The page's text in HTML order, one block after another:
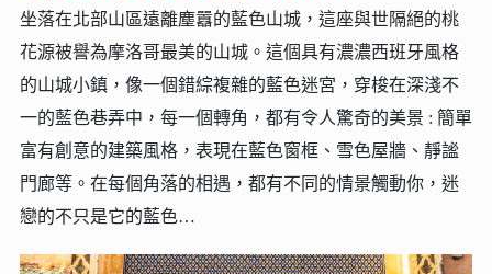
坐落在北部山區遠離塵囂的藍色山城，這座與世隔絕的桃
花源被譽為摩洛哥最美的山城。這個具有濃濃西班牙風格
的山城小鎮，像一個錯綜複雜的藍色迷宮，穿梭在深淺不
一的藍色巷弄中，每一個轉角，都有令人驚奇的美景 : 簡單
富有創意的建築風格，表現在藍色窗框、雪色屋牆、靜謐
門廊等。在每個角落的相遇，都有不同的情景觸動你，迷
戀的不只是它的藍色…